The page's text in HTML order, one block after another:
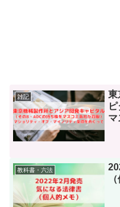
雑記
東
教科書・六法